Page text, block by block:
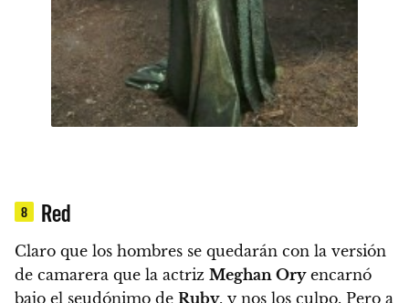
8 Red
Claro que los hombres se quedarán con la versión
de camarera que la actriz Meghan Oryencarnó
bajo el seudónimo de Ruby, y nos los culpo. Pero a